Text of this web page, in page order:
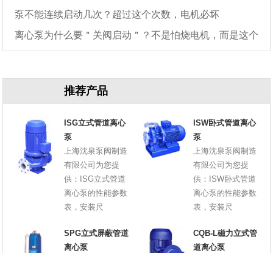
泵不能连续启动几次？超过这个次数，电机必坏
离心泵为什么要＂关阀启动＂？不是怕烧电机，而是这个
推荐产品
ISG立式管道离心
泵
上海沈泉泵阀制造
有限公司为您提
供：ISG立式管道
离心泵的性能参数
表，安装尺
ISW卧式管道离心
泵
上海沈泉泵阀制造
有限公司为您提
供：ISW卧式管道
离心泵的性能参数
表，安装尺
SPG立式屏蔽管道
离心泵
CQB-L磁力立式管
道离心泵